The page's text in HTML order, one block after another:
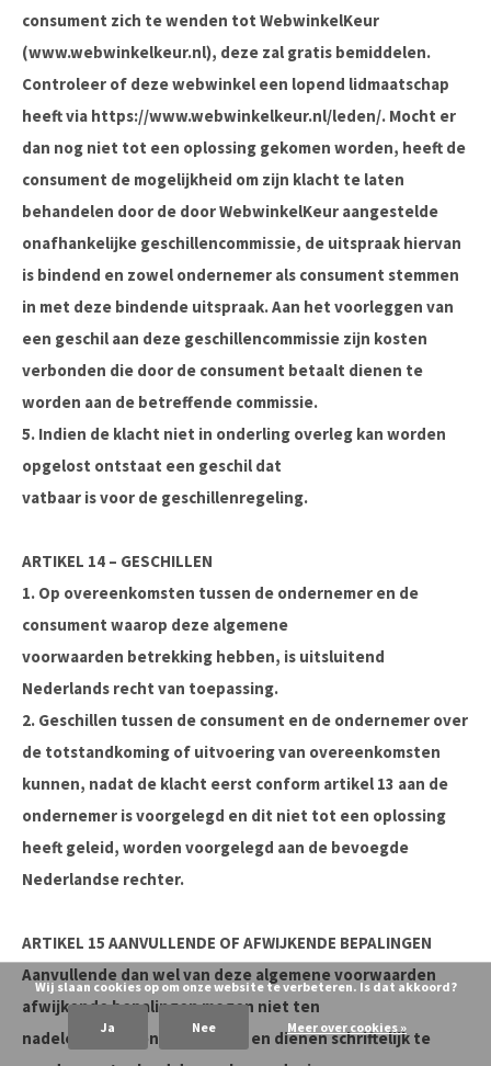
consument zich te wenden tot WebwinkelKeur
(www.webwinkelkeur.nl), deze zal gratis bemiddelen.
Controleer of deze webwinkel een lopend lidmaatschap
heeft via https://www.webwinkelkeur.nl/leden/. Mocht er
dan nog niet tot een oplossing gekomen worden, heeft de
consument de mogelijkheid om zijn klacht te laten
behandelen door de door WebwinkelKeur aangestelde
onafhankelijke geschillencommissie, de uitspraak hiervan
is bindend en zowel ondernemer als consument stemmen
in met deze bindende uitspraak. Aan het voorleggen van
een geschil aan deze geschillencommissie zijn kosten
verbonden die door de consument betaalt dienen te
worden aan de betreffende commissie.
5. Indien de klacht niet in onderling overleg kan worden
opgelost ontstaat een geschil dat
vatbaar is voor de geschillenregeling.
ARTIKEL 14 – GESCHILLEN
1. Op overeenkomsten tussen de ondernemer en de
consument waarop deze algemene
voorwaarden betrekking hebben, is uitsluitend
Nederlands recht van toepassing.
2. Geschillen tussen de consument en de ondernemer over
de totstandkoming of uitvoering van overeenkomsten
kunnen, nadat de klacht eerst conform artikel 13 aan de
ondernemer is voorgelegd en dit niet tot een oplossing
heeft geleid, worden voorgelegd aan de bevoegde
Nederlandse rechter.
ARTIKEL 15 AANVULLENDE OF AFWIJKENDE BEPALINGEN
Aanvullende dan wel van deze algemene voorwaarden
afwijkende bepalingen mogen niet ten
nadele van de consument zijn en dienen schriftelijk te
Wij slaan cookies op om onze website te verbeteren. Is dat akkoord?
Ja Nee Meer over cookies »